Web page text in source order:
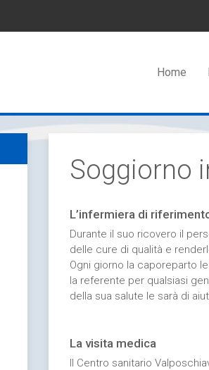
Home
Soggiorno
L’infermiera di
Durante il suo ricovero il
delle cure di qualità e
Ogni giorno la caporeparto
la referente per qualsiasi
della sua salute le sarà di
La visita medica
Il Centro sanitario